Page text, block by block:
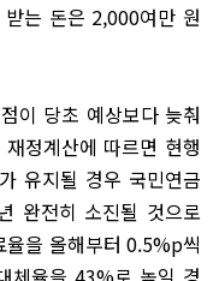
는 돈은 2,000여만 원
이 당초 예상보다 늦춰
정계산에 따르면 현행
유지될 경우 국민연금
완전히 소진될 것으로
율을 올해부터 0.5%p씩